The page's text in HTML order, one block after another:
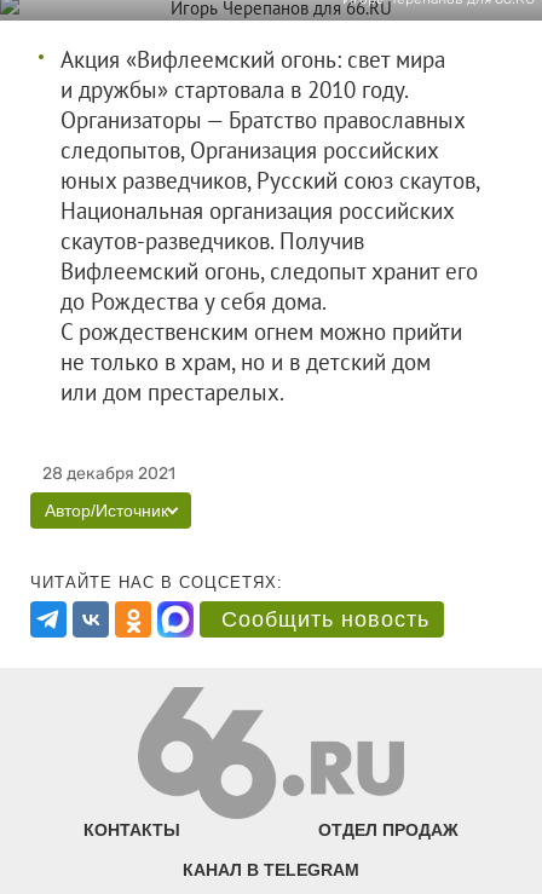
Акция «Вифлеемский огонь: свет мира
и дружбы» стартовала в 2010 году.
Организаторы — Братство православных
следопытов, Организация российских
юных разведчиков, Русский союз скаутов,
Национальная организация российских
скаутов-разведчиков. Получив
Вифлеемский огонь, следопыт хранит его
до Рождества у себя дома.
С рождественским огнем можно прийти
не только в храм, но и в детский дом
или дом престарелых.
28 декабря 2021
Автор/Источник
ЧИТАЙТЕ НАС В СОЦСЕТЯХ:
Сообщить новость
КОНТАКТЫ ОТДЕЛ ПРОДАЖ
КАНАЛ В TELEGRAM